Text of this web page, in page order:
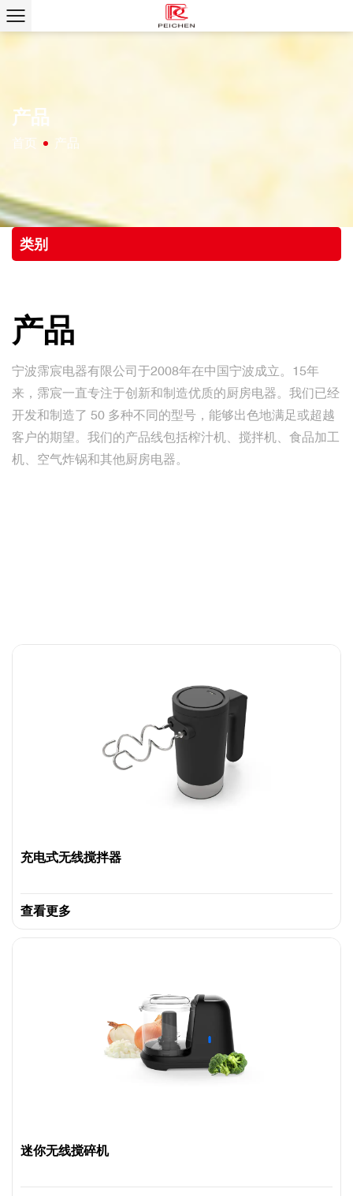
产品
首页 / 产品
类别
产品
宁波霈宸电器有限公司于2008年在中国宁波成立。15年
来，霈宸一直专注于创新和制造优质的厨房电器。我们已经
开发和制造了 50 多种不同的型号，能够出色地满足或超越
客户的期望。我们的产品线包括榨汁机、搅拌机、食品加工
机、空气炸锅和其他厨房电器。
充电式无线搅拌器
查看更多
迷你无线搅碎机